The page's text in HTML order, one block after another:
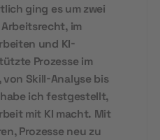
ging es um zwei
im
und KI-
Prozesse im
von Skill-Analyse bis
ich festgestellt,
mit KI macht. Mit
Prozesse neu zu